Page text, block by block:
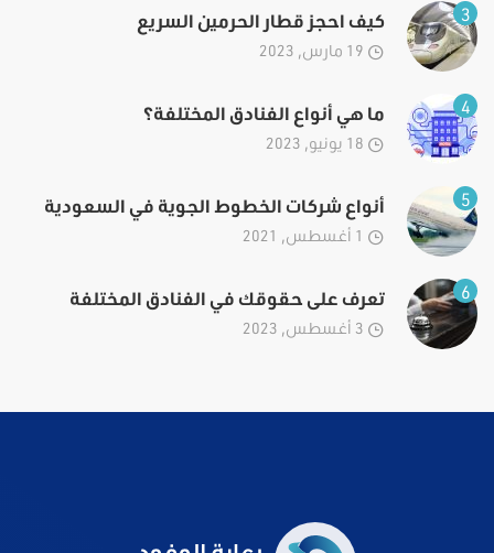
3 كيف احجز قطار الحرمين السريع
4 ما هي أنواع الفنادق المختلفة؟
5 أنواع شركات الخطوط الجوية في السعودية
6 تعرف على حقوقك في الفنادق المختلفة